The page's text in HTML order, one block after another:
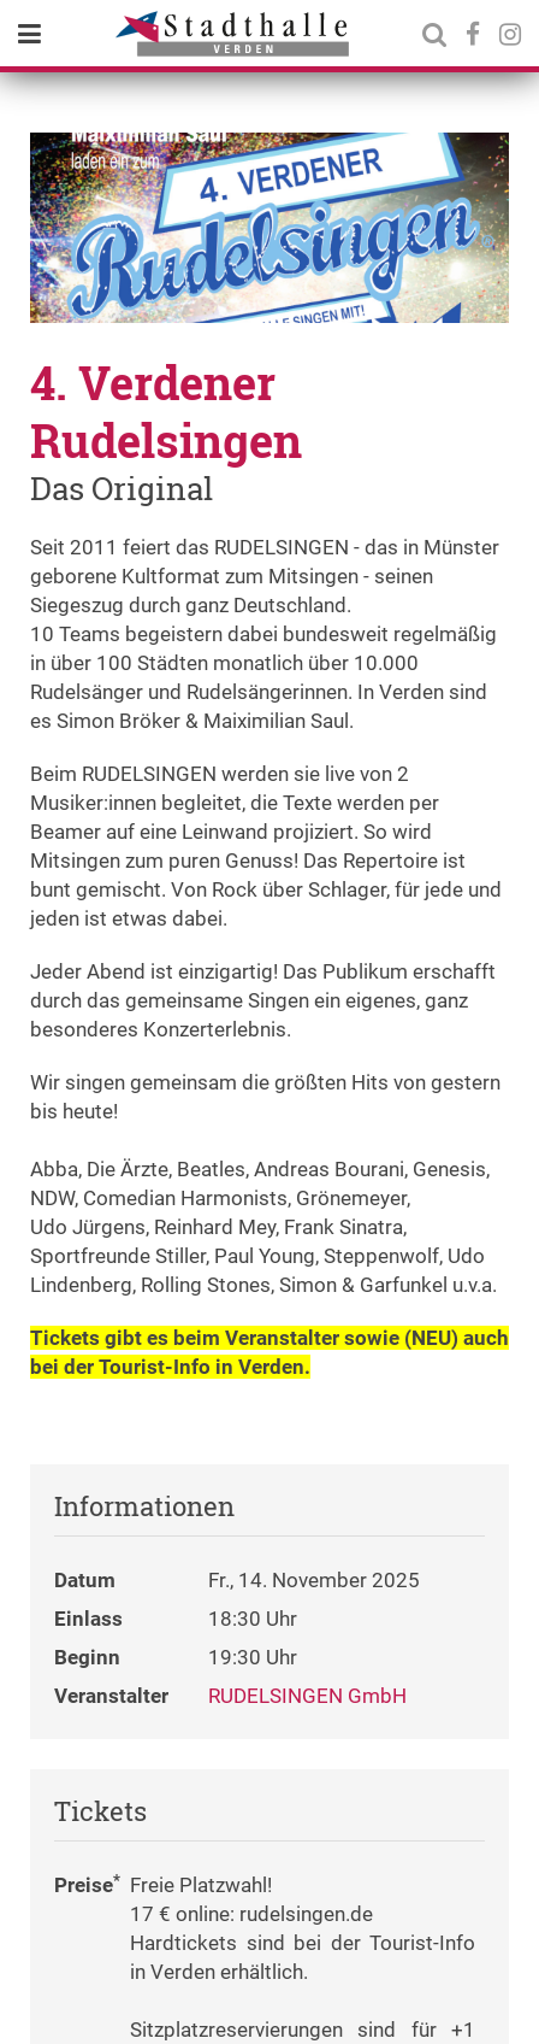
4. Verdener
Rudelsingen
Das Original
Seit 2011 feiert das RUDELSINGEN - das in Münster
geborene Kultformat zum Mitsingen - seinen
Siegeszug durch ganz Deutschland.
10 Teams begeistern dabei bundesweit regelmäßig
in über 100 Städten monatlich über 10.000
Rudelsänger und Rudelsängerinnen. In Verden sind
es Simon Bröker & Maiximilian Saul.
Beim RUDELSINGEN werden sie live von 2
Musiker:innen begleitet, die Texte werden per
Beamer auf eine Leinwand projiziert. So wird
Mitsingen zum puren Genuss! Das Repertoire ist
bunt gemischt. Von Rock über Schlager, für jede und
jeden ist etwas dabei.
Jeder Abend ist einzigartig! Das Publikum erschafft
durch das gemeinsame Singen ein eigenes, ganz
besonderes Konzerterlebnis.
Wir singen gemeinsam die größten Hits von gestern
bis heute!
Abba, Die Ärzte, Beatles, Andreas Bourani, Genesis,
NDW, Comedian Harmonists, Grönemeyer,
Udo Jürgens, Reinhard Mey, Frank Sinatra,
Sportfreunde Stiller, Paul Young, Steppenwolf, Udo
Lindenberg, Rolling Stones, Simon & Garfunkel u.v.a.
Tickets gibt es beim Veranstalter sowie (NEU) auch
bei der Tourist-Info in Verden.
Informationen
Datum
Fr., 14. November 2025
Einlass
18:30 Uhr
Beginn
19:30 Uhr
Veranstalter
RUDELSINGEN GmbH
Tickets
Preise* Freie Platzwahl!
17 € online: rudelsingen.de
Hardtickets sind bei der Tourist-Info
in Verden erhältlich.
Sitzplatzreservierungen sind für +1